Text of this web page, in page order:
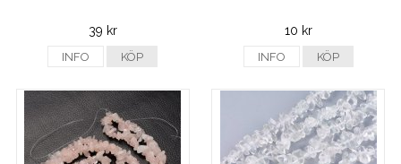
39 kr
INFO KÖP
10 kr
INFO KÖP